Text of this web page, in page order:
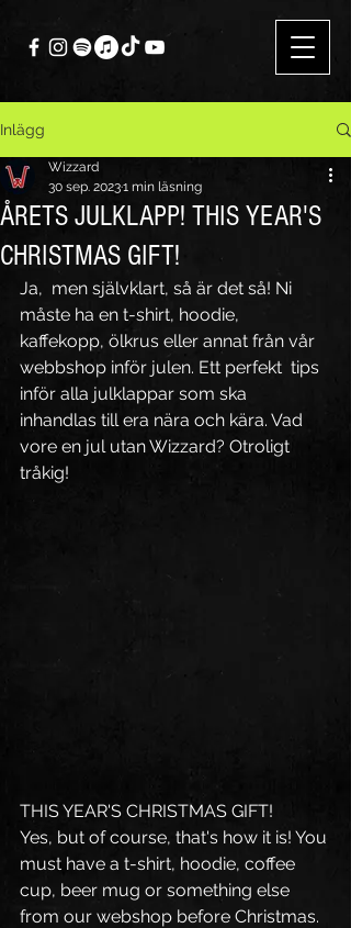
Inlägg
ÅRETS JULKLAPP! THIS YEAR'S
CHRISTMAS GIFT!
Wizzard
30 sep. 20231 min läsning
Ja,  men självklart, så är det så! Ni
måste ha en t-shirt, hoodie,
kaffekopp, ölkrus eller annat från vår
webbshop inför julen. Ett perfekt  tips
inför alla julklappar som ska
inhandlas till era nära och kära. Vad
vore en jul utan Wizzard? Otroligt
tråkig!
THIS YEAR'S CHRISTMAS GIFT!
Yes, but of course, that's how it is! You
must have a t-shirt, hoodie, coffee
cup, beer mug or something else
from our webshop before Christmas.